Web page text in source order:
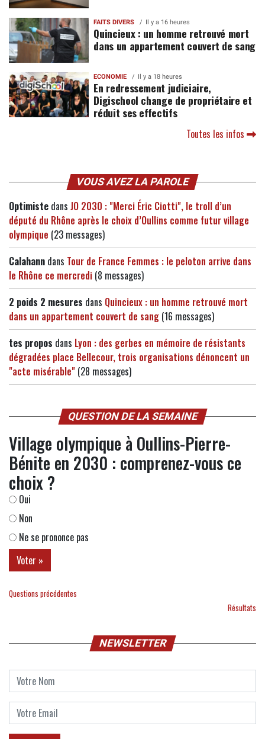
FAITS DIVERS Il y a 16 heures
Quincieux : un homme retrouvé mort
dans un appartement couvert de sang
ECONOMIE Il y a 18 heures
En redressement judiciaire,
Digischool change de propriétaire et
réduit ses effectifs
Toutes les infos
VOUS AVEZ LA PAROLE
Optimiste dans JO 2030 : "Merci Éric Ciotti", le troll d’un
député du Rhône après le choix d’Oullins comme futur village
olympique (23 messages)
Calahann dans Tour de France Femmes : le peloton arrive dans
le Rhône ce mercredi (8 messages)
2 poids 2 mesures dans Quincieux : un homme retrouvé mort
dans un appartement couvert de sang (16 messages)
tes propos dans Lyon : des gerbes en mémoire de résistants
dégradées place Bellecour, trois organisations dénoncent un
"acte misérable" (28 messages)
QUESTION DE LA SEMAINE
Village olympique à Oullins-Pierre-
Bénite en 2030 : comprenez-vous ce
choix ?
Oui
Non
Ne se prononce pas
Questions précédentes
Résultats
NEWSLETTER